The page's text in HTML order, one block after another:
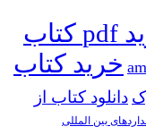
خرید pdf کتاب
خرید کتاب
دانلود کتاب از
بین المللی